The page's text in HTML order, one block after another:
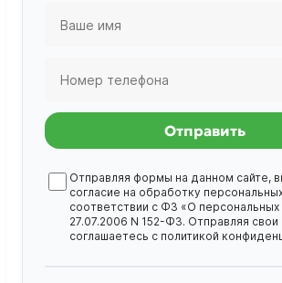
Отправить
Отправляя формы на данном сайте,
согласие на обработку
соответствии с ФЗ «О персональных
27.07.2006 N 152-ФЗ. Отправляя
соглашаетесь с политикой